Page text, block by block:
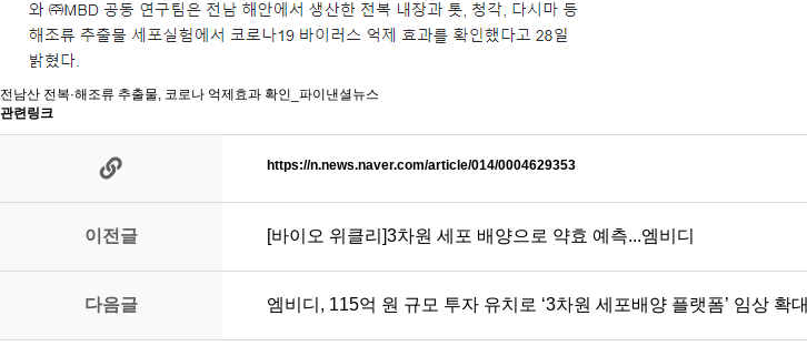
전남산 전복·해조류 추출물, 코로나 억제효과 확인_파이낸셜뉴스
관련링크
https://n.news.naver.com/article/014/0004629353
이전글 [바이오 위클리]3차원 세포 배양으로 약효 예측...엠비디
다음글 엠비디, 115억 원 규모 투자 유치로 ‘3차원 세포배양 플랫폼’ 임상 확대